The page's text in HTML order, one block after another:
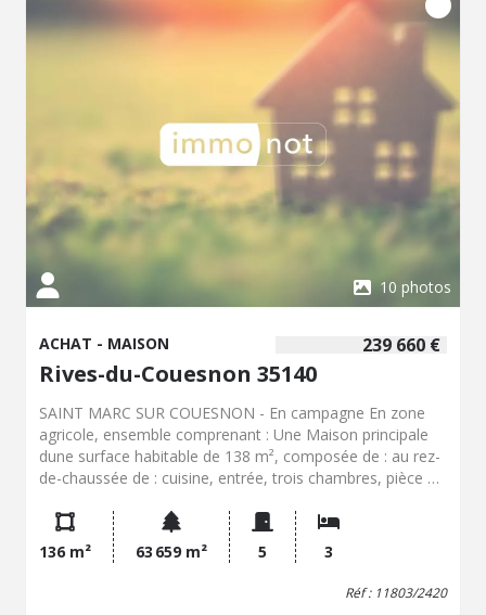
10 photos
239 660 €
ACHAT - MAISON
Rives-du-Couesnon 35140
SAINT MARC SUR COUESNON - En campagne En zone
agricole, ensemble comprenant : Une Maison principale
dune surface habitable de 138 m², composée de : au rez-
de-chaussée de : cuisine, entrée, trois chambres, pièce de
exploitable au-dessus sur toute la surface. Deux hangars.
Anciennes dépendances, dont la couverture a été refaite,
structure en pierre, superficie de 99 m², comprenant
également une petite maison attenante en brique rouge à
136 m² 63 659 m² 5 3
Réf : 11803/2420